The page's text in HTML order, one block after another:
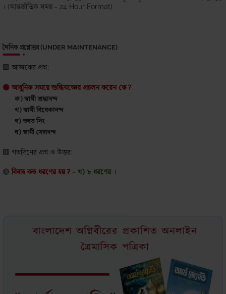
। (আন্তর্জাতিক সময় - 24 Hour Format)
দৈনিক প্রশ্নোত্তর (UNDER MAINTENANCE)
🟩 আজকের প্রশ্ন:
🟢 আধুনিক সময়ে শুদ্ধিযজ্ঞের প্রচলন করেন কে ?
ক) স্বামী শ্রদ্ধানন্দ
খ) স্বামী বিবেকানন্দ
গ) ভগত সিং
ঘ) স্বামী বেদানন্দ
🟥 গতদিনের প্রশ্ন ও উত্তর:
🔴 বিবাহ কত ধরণের হয় ? - খ) ৮ ধরণের ।